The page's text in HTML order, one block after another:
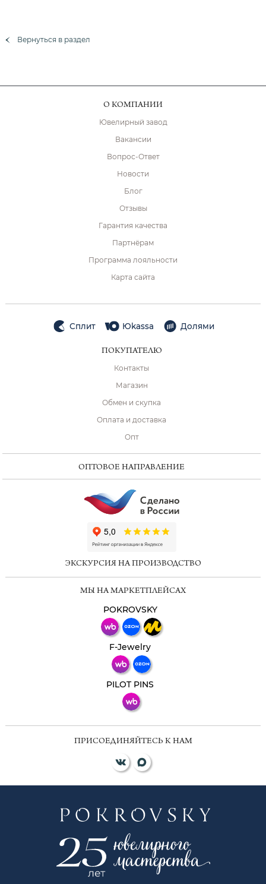
Вернуться в раздел
О КОМПАНИИ
Ювелирный завод
Вакансии
Вопрос-Ответ
Новости
Блог
Отзывы
Гарантия качества
Партнёрам
Программа лояльности
Карта сайта
Сплит Юkassa Долями
ПОКУПАТЕЛЮ
Контакты
Магазин
Обмен и скупка
Оплата и доставка
Опт
ОПТОВОЕ НАПРАВЛЕНИЕ
ЭКСКУРСИЯ НА ПРОИЗВОДСТВО
МЫ НА МАРКЕТПЛЕЙСАХ
POKROVSKY
F-Jewelry
PILOT PINS
ПРИСОЕДИНЯЙТЕСЬ К НАМ